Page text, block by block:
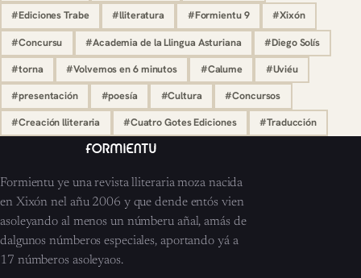
#Ediciones Trabe #lliteratura #Formientu 9 #Xixón
#Concursu #Academia de la Llingua Asturiana #Diego Solís
#torna #Volvemos en 6 minutos #Calume #Uviéu
#presentación #poesía #Cultura #Concursos
#Creación lliteraria #Cuatro Gotes Ediciones #Traducción
Formientu ye una revista lliteraria moza nacida
en Xixón nel añu 2006 y que dende entós vien
asoleyando al menos un númberu añal, amás de
dalgunos númberos especiales, aportando yá a
17 númberos asoleyaos.